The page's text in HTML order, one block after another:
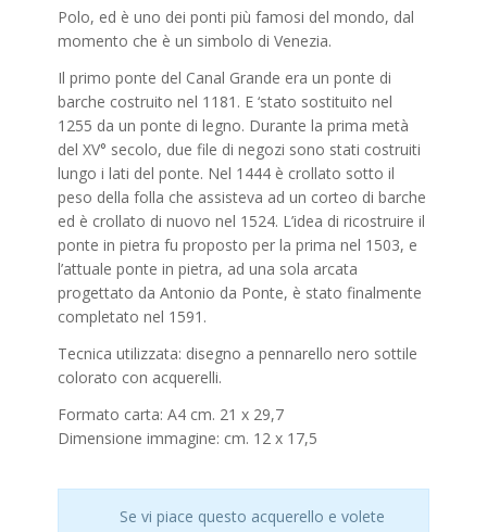
Polo, ed è uno dei ponti più famosi del mondo, dal
momento che è un simbolo di Venezia.
Il primo ponte del Canal Grande era un ponte di
barche costruito nel 1181. E ‘stato sostituito nel
1255 da un ponte di legno. Durante la prima metà
del XV° secolo, due file di negozi sono stati costruiti
lungo i lati del ponte. Nel 1444 è crollato sotto il
peso della folla che assisteva ad un corteo di barche
ed è crollato di nuovo nel 1524. L’idea di ricostruire il
ponte in pietra fu proposto per la prima nel 1503, e
l’attuale ponte in pietra, ad una sola arcata
progettato da Antonio da Ponte, è stato finalmente
completato nel 1591.
Tecnica utilizzata: disegno a pennarello nero sottile
colorato con acquerelli.
Formato carta: A4 cm. 21 x 29,7
Dimensione immagine: cm. 12 x 17,5
Se vi piace questo acquerello e volete